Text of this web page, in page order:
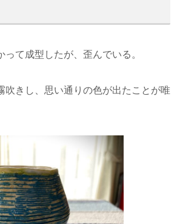
て成型したが、歪んでいる。
吹きし、思い通りの色が出たことが唯